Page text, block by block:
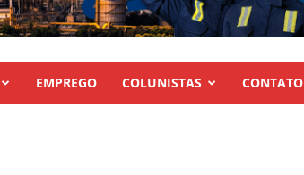
EMPREGO COLUNISTAS CONTATO